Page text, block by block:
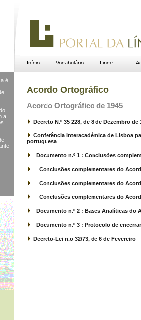
Início Vocabulário Lince
é
a
Acordo Ortográfico
Acordo Ortográfico de 1945
Decreto N.º 35 228, de 8 de Dezembro de
Conferência Interacadémica de Lisboa
portuguesa
Documento n.º 1 : Conclusões
Conclusões complementares do
Conclusões complementares do
Conclusões complementares do
Documento n.º 2 : Bases Analíticas do
Documento n.º 3 : Protocolo de
Decreto-Lei n.o 32/73, de 6 de Fevereiro